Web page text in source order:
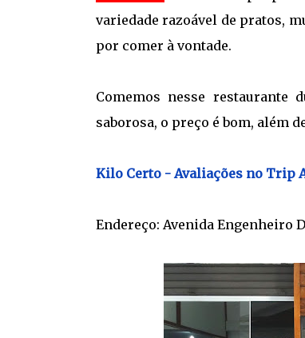
variedade razoável de pratos,
por comer à vontade.
Comemos nesse restaurante
saborosa, o preço é bom, além
Kilo Certo - Avaliações no Trip
Endereço: Avenida Engenheiro